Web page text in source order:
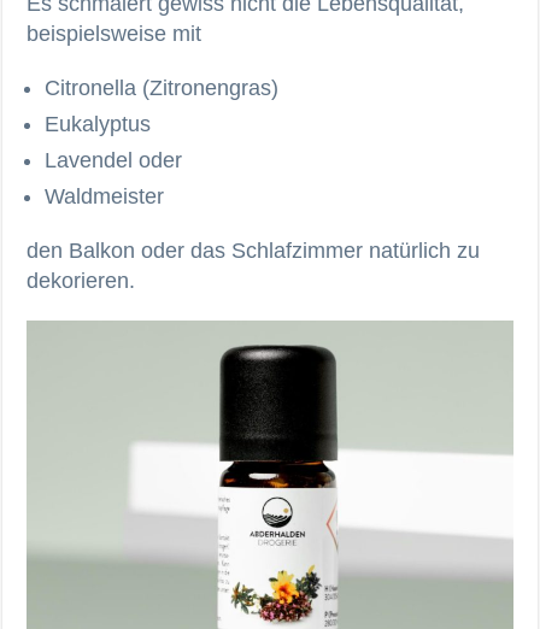
beispielsweise mit
Citronella (Zitronengras)
Eukalyptus
Lavendel oder
Waldmeister
den Balkon oder das Schlafzimmer natürlich zu
dekorieren.